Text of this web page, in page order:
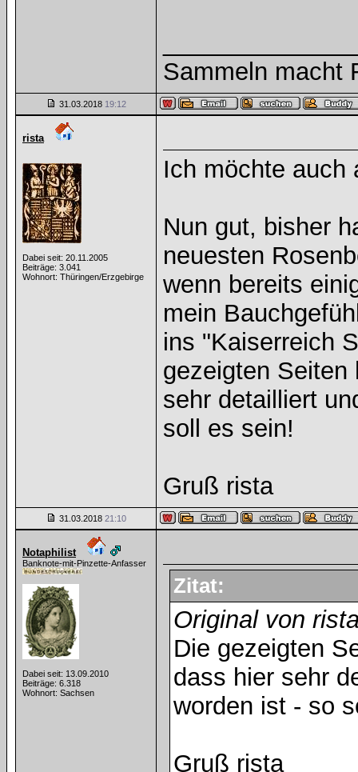
Sammeln macht
31.03.2018 19:12
rista
Dabei seit: 20.11.2005
Beiträge: 3.041
Wohnort: Thüringen/Erzgebirge
Ich möchte
Nun gut, bisher
neuesten
wenn bereits
mein
ins "Kaiserreich
gezeigten Seiten
sehr detailliert
soll es sein!
Gruß rista
31.03.2018 21:10
Notaphilist
Banknote-mit-Pinzette-Anfasser
Dabei seit: 13.09.2010
Beiträge: 6.318
Wohnort: Sachsen
Zitat:
Original von
Die gezeigten
dass hier sehr
worden ist - so
Gruß rista